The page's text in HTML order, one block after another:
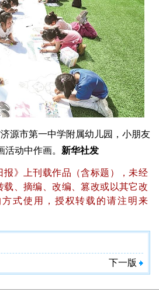
市第一中学附属幼儿园，小朋友
活动中作画。 新华社发
报》上刊载作品（含标题），未经
载、摘编、改编、篡改或以其它改
式使用，授权转载的请注明来
下一版